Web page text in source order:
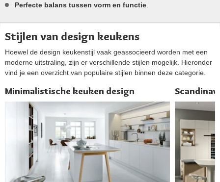
Perfecte balans tussen vorm en functie
Stijlen van design keukens
Hoewel de design keukenstijl vaak geassocieerd worden met een
moderne uitstraling, zijn er verschillende stijlen mogelijk. Hieronder
vind je een overzicht van populaire stijlen binnen deze categorie.
Minimalistische keuken design